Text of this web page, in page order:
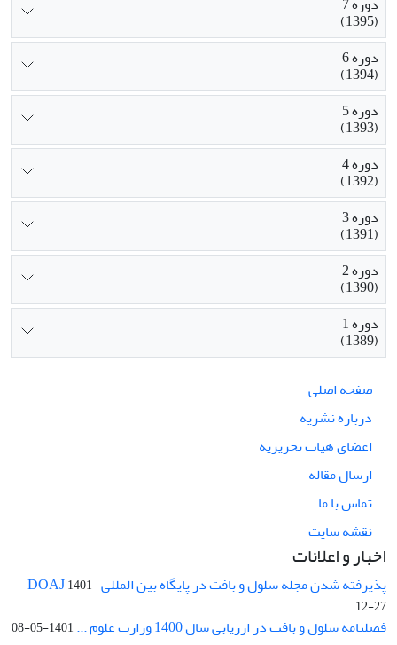
(1395)
دوره 6
(1394)
دوره 5
(1393)
دوره 4
(1392)
دوره 3
(1391)
دوره 2
(1390)
دوره 1
(1389)
صفحه اصلی
درباره نشریه
اعضای هیات تحریریه
ارسال مقاله
تماس با ما
نقشه سایت
اخبار و اعلانات
پذیرفته شدن مجله سلول و بافت در پایگاه بین المللی DOAJ1401-
12-27
فصلنامه سلول و بافت در ارزیابی سال 1400 وزارت علوم ... 1401-05-08